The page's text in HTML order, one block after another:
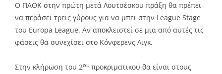
Ο ΠΑΟΚ στην πρώτη μετά Λουτσέσκου πράξη θα πρέπει
να περάσει τρεις γύρους για να μπει στην League Stage
του Europa League. Αν αποκλειστεί σε μια από αυτές τις
φάσεις θα συνεχίσει στο Κόνφερενς Λιγκ.
Στην κλήρωση του 2ου προκριματικού θα είναι στους